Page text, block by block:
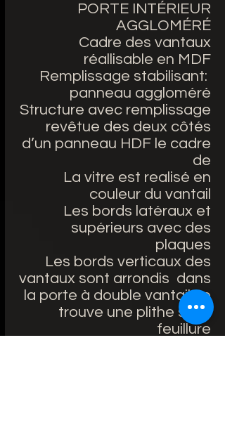
PORTE INTÉRIEUR
AGGLOMÉRÉ
Cadre des vantaux
réallisable en MDF
Remplissage stabilisant:
panneau aggloméré
Structure avec remplissage
revêtue des deux côtés
d’un panneau HDF le cadre
de
La vitre est realisé en
couleur du vantail
Les bords latéraux et
supérieurs avec des
plaques
Les bords verticaux des
vantaux sont arrondis dans
la porte à double vantail se
trouve une plithe sans
feuillure